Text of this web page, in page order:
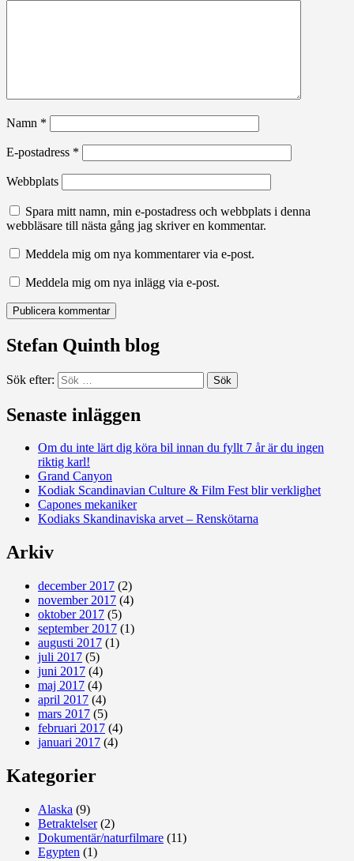
Namn *
E-postadress *
Webbplats
Spara mitt namn, min e-postadress och webbplats i denna
webbläsare till nästa gång jag skriver en kommentar.
Meddela mig om nya kommentarer via e-post.
Meddela mig om nya inlägg via e-post.
Stefan Quinth blog
Sök efter:
Senaste inläggen
Om du inte lärt dig köra bil innan du fyllt 7 år är du ingen
riktig karl!
Grand Canyon
Kodiak Scandinavian Culture & Film Fest blir verklighet
Capones mekaniker
Kodiaks Skandinaviska arvet – Renskötarna
Arkiv
december 2017 (2)
november 2017 (4)
oktober 2017 (5)
september 2017 (1)
augusti 2017 (1)
juli 2017 (5)
juni 2017 (4)
maj 2017 (4)
april 2017 (4)
mars 2017 (5)
februari 2017 (4)
januari 2017 (4)
Kategorier
Alaska (9)
Betraktelser(2)
Dokumentär/naturfilmare (11)
Egypten (1)